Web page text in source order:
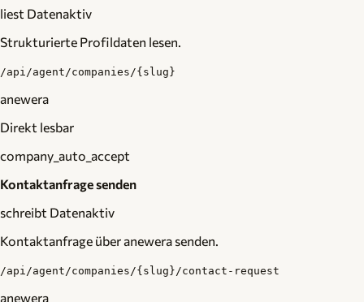
liest Datenaktiv
Strukturierte Profildaten lesen.
/api/agent/companies/{slug}
anewera
Direkt lesbar
company_auto_accept
Kontaktanfrage senden
schreibt Datenaktiv
Kontaktanfrage über anewera senden.
/api/agent/companies/{slug}/contact-request
anewera